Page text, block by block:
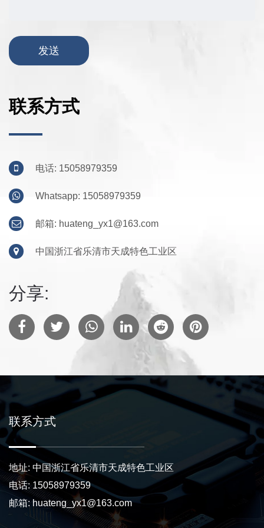
联系方式
电话: 15058979359
Whatsapp: 15058979359
邮箱: huateng_yx1@163.com
中国浙江省乐清市天成特色工业区
分享:
联系方式
地址: 中国浙江省乐清市天成特色工业区
电话: 15058979359
邮箱: huateng_yx1@163.com